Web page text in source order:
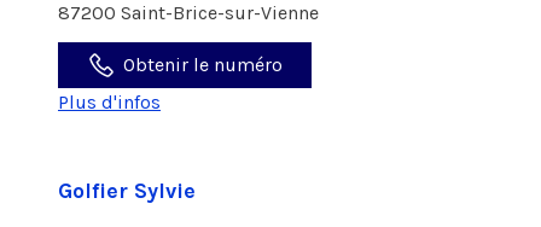
87200 Saint-Brice-sur-Vienne
Obtenir le numéro
Plus d'infos
Golfier Sylvie